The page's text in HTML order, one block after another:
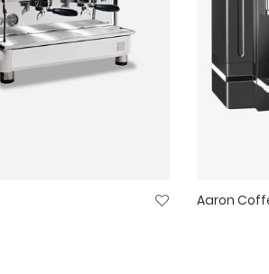
Aaron